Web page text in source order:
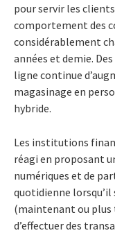
pour servir les
comportement des
considérablement
années et demie.
ligne continue
magasinage en
hybride.
Les institutions
réagi en proposant
numériques et de
quotidienne lorsqu’il
(maintenant ou plus
d’effectuer des